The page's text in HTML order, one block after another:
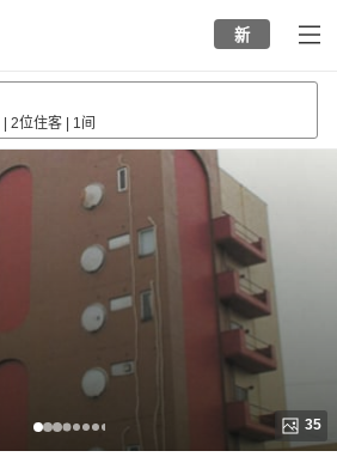
新
2位住客 1间
35